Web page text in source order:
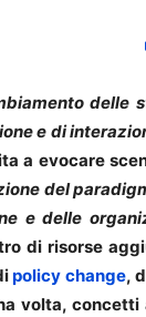
delle
e di
a evocare
del
e delle
di risorse
policy change,
volta,